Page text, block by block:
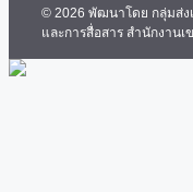
© 2026 พัฒนาโดย กลุ่มส่ง
และการสื่อสาร สำนักงาน